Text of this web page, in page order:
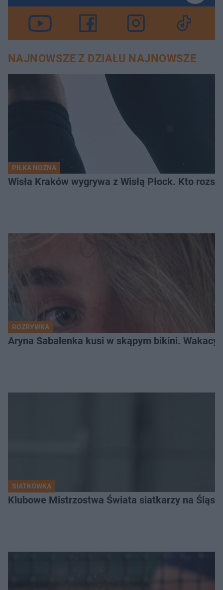
NAJNOWSZE Z DZIAŁU NAJNOWSZE
PIŁKA NOŻNA
Wisła Kraków wygrywa z Wisłą Płock. Kto
ROZRYWKA
Aryna Sabalenka kusi w skąpym bikini.
SIATKÓWKA
Klubowe Mistrzostwa Świata siatkarzy na